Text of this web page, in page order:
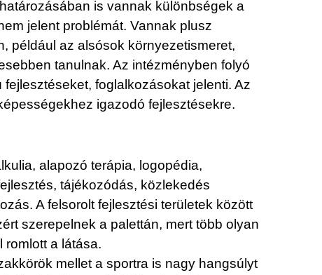
is vannak különbségek a
jelent problémát. Vannak plusz
például az alsósok környezetismeret,
tanulnak. Az intézményben folyó
foglalkozásokat jelenti. Az
igazodó fejlesztésekre.
alapozó terápia, logopédia,
tájékozódás, közlekedés
A felsorolt fejlesztési területek között
szerepelnek a palettán, mert több olyan
a látása.
mellet a sportra is nagy hangsúlyt